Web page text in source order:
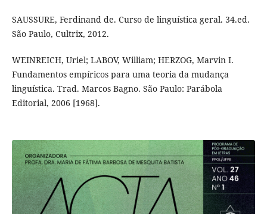
SAUSSURE, Ferdinand de. Curso de linguística geral. 34.ed.
São Paulo, Cultrix, 2012.
WEINREICH, Uriel; LABOV, William; HERZOG, Marvin I.
Fundamentos empíricos para uma teoria da mudança
linguística. Trad. Marcos Bagno. São Paulo: Parábola
Editorial, 2006 [1968].